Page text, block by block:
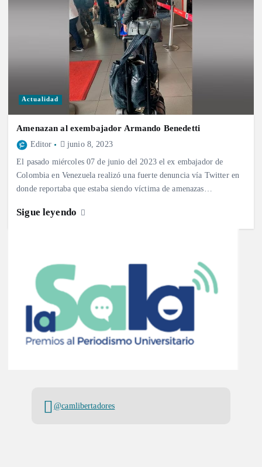
Actualidad
Amenazan al exembajador Armando Benedetti
Editor junio 8, 2023
El pasado miércoles 07 de junio del 2023 el ex embajador de
Colombia en Venezuela realizó una fuerte denuncia vía Twitter en
donde reportaba que estaba siendo víctima de amenazas…
Sigue leyendo
@camlibertadores